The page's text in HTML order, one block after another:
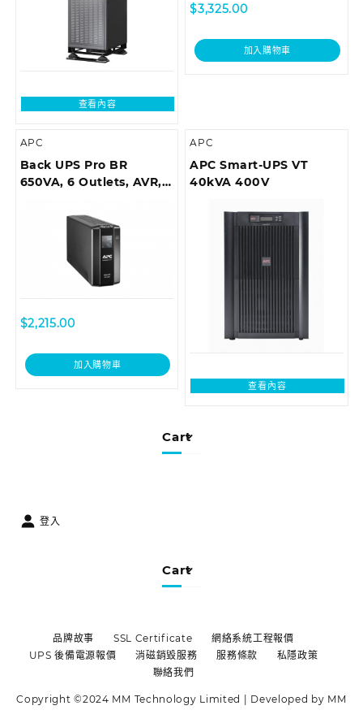
Cart
查看內容
$3,325.00
加入購物車
APC
Back UPS Pro BR
650VA, 6 Outlets, AVR,
$2,215.00
加入購物車
APC
APC Smart-UPS VT
40kVA 400V
查看內容
登入
Cart
品牌故事 SSL Certificate
網絡系統工程報價
UPS 後備電源報價
消磁銷毀服務 服務條款
私隱政策
聯絡我們
Copyright ©2024 MM Technology Limited | Developed by MM